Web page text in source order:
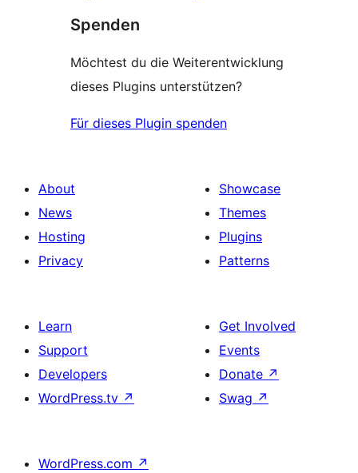
Spenden
Möchtest du die Weiterentwicklung
dieses Plugins unterstützen?
Für dieses Plugin spenden
About
News
Hosting
Privacy
Showcase
Themes
Plugins
Patterns
Learn
Support
Developers
WordPress.tv ↗
Get Involved
Events
Donate ↗
Swag ↗
WordPress.com ↗